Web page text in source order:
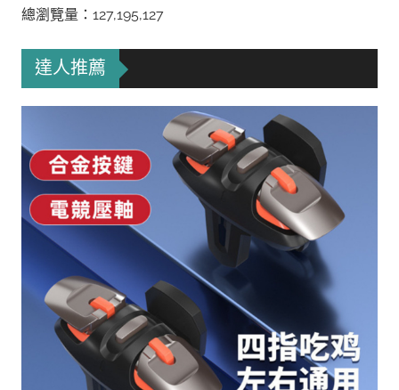
總瀏覽量：127,195,127
達人推薦